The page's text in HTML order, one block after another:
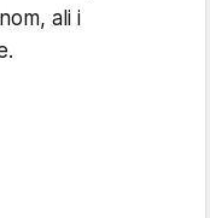
ali i